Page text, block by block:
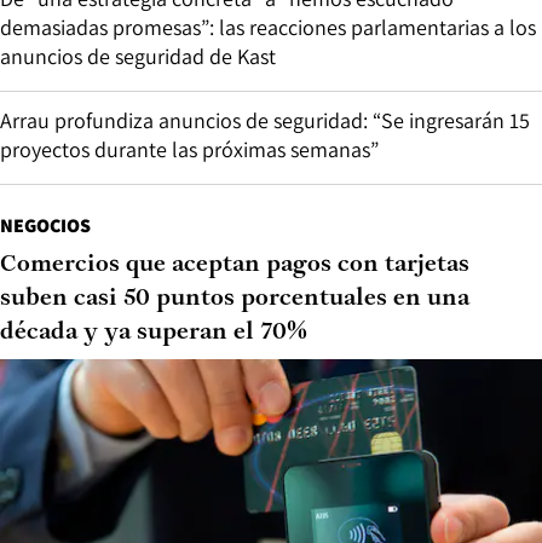
demasiadas promesas”: las reacciones parlamentarias a los
anuncios de seguridad de Kast
Arrau profundiza anuncios de seguridad: “Se ingresarán 15
proyectos durante las próximas semanas”
NEGOCIOS
Comercios que aceptan pagos con tarjetas
suben casi 50 puntos porcentuales en una
década y ya superan el 70%